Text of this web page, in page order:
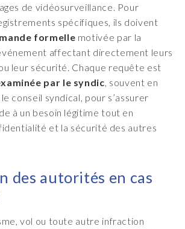
de vidéosurveillance. Pour
spécifiques, ils doivent
formelle motivée par la
affectant directement leurs
leur sécurité. Chaque requête est
par le syndic , souvent en
conseil syndical, pour s’assurer
à un besoin légitime tout en
et la sécurité des autres
des autorités en cas
vol ou toute autre infraction